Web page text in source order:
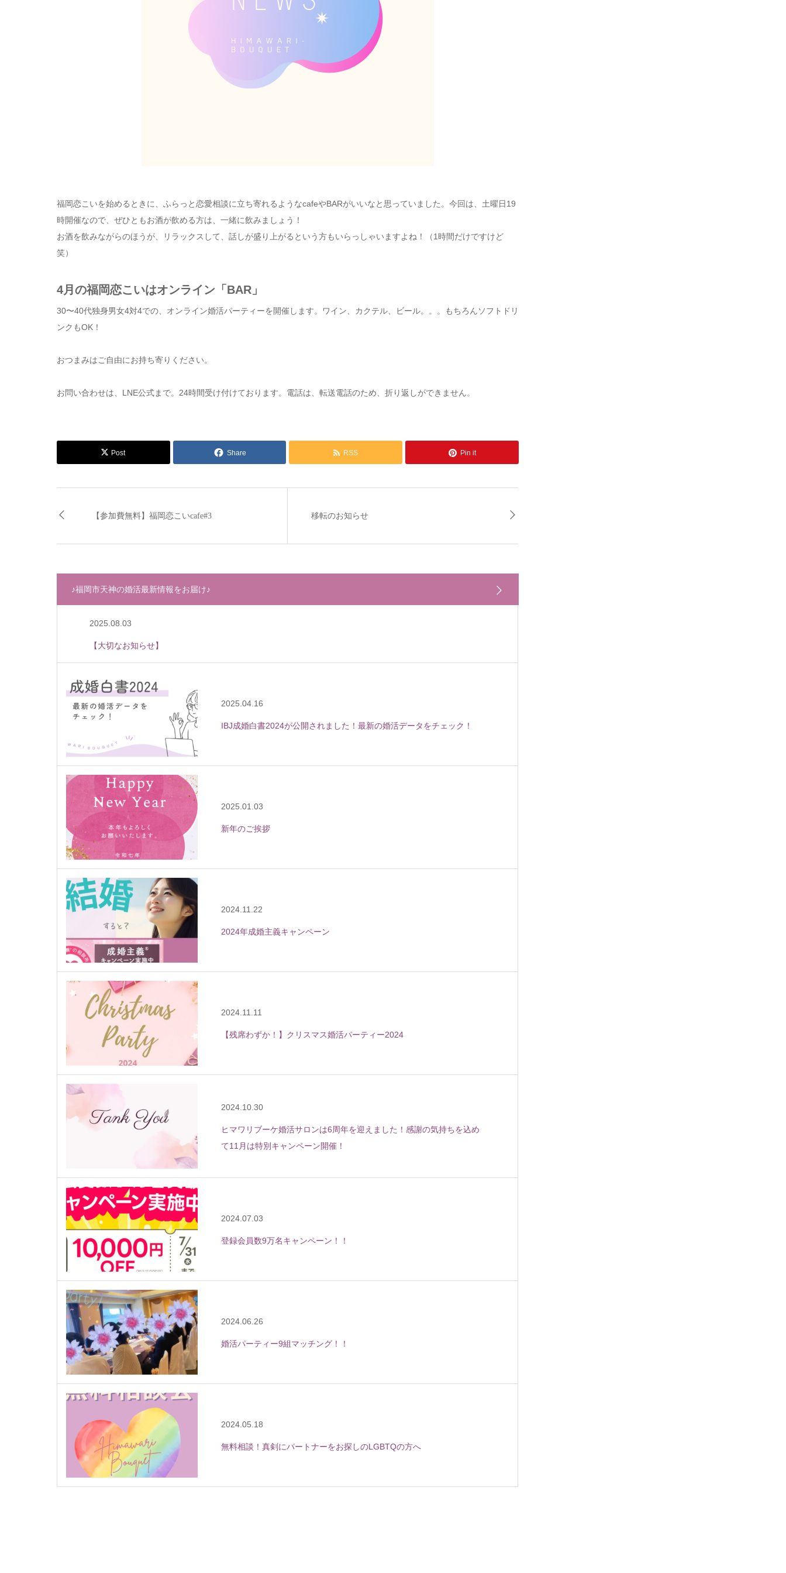
福岡恋こいを始めるときに、ふらっと恋愛相談に立ち寄れるようなcafeやBARがいいなと思っていました。今回は、土曜日19
時開催なので、ぜひともお酒が飲める方は、一緒に飲みましょう！
お酒を飲みながらのほうが、リラックスして、話しが盛り上がるという方もいらっしゃいますよね！（1時間だけですけど
笑）
4月の福岡恋こいはオンライン「BAR」
30〜40代独身男女4対4での、オンライン婚活パーティーを開催します。ワイン、カクテル、ビール。。。もちろんソフトドリ
ンクもOK！
おつまみはご自由にお持ち寄りください。
お問い合わせは、LNE公式まで。24時間受け付けております。電話は、転送電話のため、折り返しができません。
Post Share RSS Pin it
【参加費無料】福岡恋こいcafe#3 移転のお知らせ
♪福岡市天神の婚活最新情報をお届け♪
2025.08.03
【大切なお知らせ】
2025.04.16
IBJ成婚白書2024が公開されました！最新の婚活データをチェック！
2025.01.03
新年のご挨拶
2024.11.22
2024年成婚主義キャンペーン
2024.11.11
【残席わずか！】クリスマス婚活パーティー2024
2024.10.30
ヒマワリブーケ婚活サロンは6周年を迎えました！感謝の気持ちを込め
て11月は特別キャンペーン開催！
2024.07.03
登録会員数9万名キャンペーン！！
2024.06.26
婚活パーティー9組マッチング！！
2024.05.18
無料相談！真剣にパートナーをお探しのLGBTQの方へ